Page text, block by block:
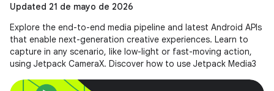
Updated 21 de mayo de 2026
Explore the end-to-end media pipeline and latest Android APIs
that enable next-generation creative experiences. Learn to
capture in any scenario, like low-light or fast-moving action,
using Jetpack CameraX. Discover how to use Jetpack Media3